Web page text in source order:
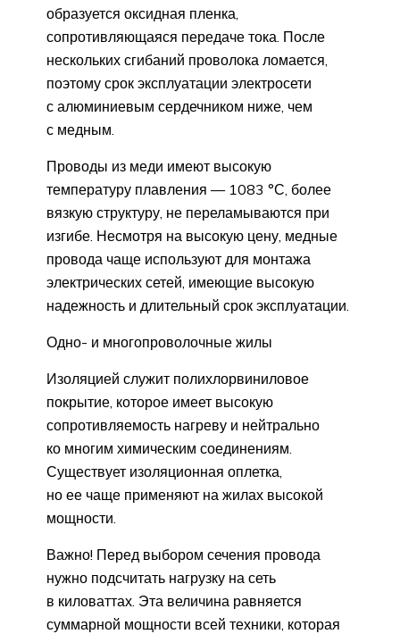
образуется оксидная пленка,
сопротивляющаяся передаче тока. После
нескольких сгибаний проволока ломается,
поэтому срок эксплуатации электросети
с алюминиевым сердечником ниже, чем
с медным.
Проводы из меди имеют высокую
температуру плавления — 1083 °С, более
вязкую структуру, не переламываются при
изгибе. Несмотря на высокую цену, медные
провода чаще используют для монтажа
электрических сетей, имеющие высокую
надежность и длительный срок эксплуатации.
Одно- и многопроволочные жилы
Изоляцией служит полихлорвиниловое
покрытие, которое имеет высокую
сопротивляемость нагреву и нейтрально
ко многим химическим соединениям.
Существует изоляционная оплетка,
но ее чаще применяют на жилах высокой
мощности.
Важно! Перед выбором сечения провода
нужно подсчитать нагрузку на сеть
в киловаттах. Эта величина равняется
суммарной мощности всей техники, которая